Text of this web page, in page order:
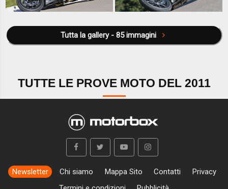
Tutta la gallery - 85 immagini
TUTTE LE PROVE MOTO DEL 2011
Newsletter Chi siamo Mappa Sito Contatti
Privacy